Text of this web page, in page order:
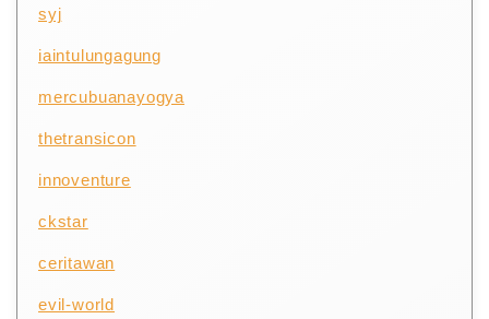
syj
iaintulungagung
mercubuanayogya
thetransicon
innoventure
ckstar
ceritawan
evil-world